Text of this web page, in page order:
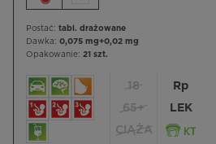
Postać: tabl. drażowane
Dawka: 0,075 mg+0,02 mg
Opakowanie: 21 szt.
18
65+
CIĄŻA
Rp
LEK